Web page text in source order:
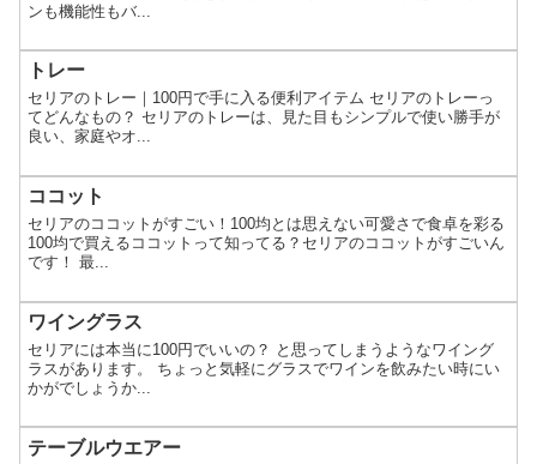
ンも機能性もバ...
トレー
セリアのトレー｜100円で手に入る便利アイテム セリアのトレーっ
てどんなもの？ セリアのトレーは、見た目もシンプルで使い勝手が
良い、家庭やオ...
ココット
セリアのココットがすごい！100均とは思えない可愛さで食卓を彩る
100均で買えるココットって知ってる？セリアのココットがすごいん
です！ 最...
ワイングラス
セリアには本当に100円でいいの？ と思ってしまうようなワイング
ラスがあります。 ちょっと気軽にグラスでワインを飲みたい時にい
かがでしょうか...
テーブルウエアー